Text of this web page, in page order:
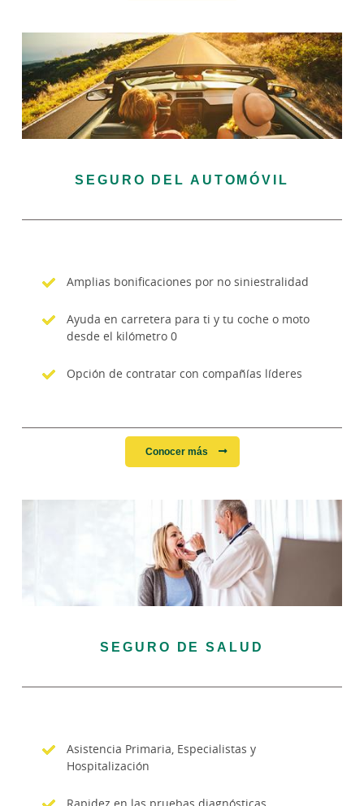
SEGURO DEL AUTOMÓVIL
Amplias bonificaciones por no siniestralidad
Ayuda en carretera para ti y tu coche o moto
desde el kilómetro 0
Opción de contratar con compañías líderes
Conocer más
SEGURO DE SALUD
Asistencia Primaria, Especialistas y
Hospitalización